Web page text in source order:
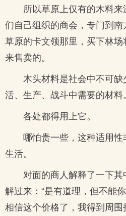
所以草原上仅有的木料
们自己组织的商会，专门到
草原的卡文领那里，买下林
来售卖的。
木头材料是社会中不可
活、生产、战斗中需要的材料。
各处都得用上它。
哪怕贵一些，这种适用
生活。
对面的商人解释了一下
解过来：“是有道理，但不能
相信这个价格了，我得到周围